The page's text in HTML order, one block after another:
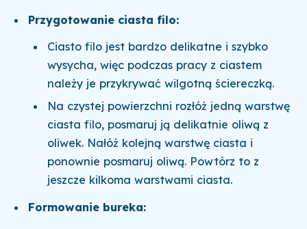
Przygotowanie ciasta filo:
Ciasto filo jest bardzo delikatne i szybko
wysycha, więc podczas pracy z ciastem
należy je przykrywać wilgotną ściereczką.
Na czystej powierzchni rozłóż jedną warstwę
ciasta filo, posmaruj ją delikatnie oliwą z
oliwek. Nałóż kolejną warstwę ciasta i
ponownie posmaruj oliwą. Powtórz to z
jeszcze kilkoma warstwami ciasta.
Formowanie bureka: